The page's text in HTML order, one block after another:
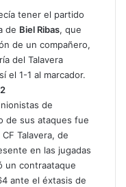
tener el partido
de Biel Ribas, que
de un compañero,
del Talavera
el 1-1 al marcador.
de
de sus ataques fue
Talavera, de
en las jugadas
un contraataque
ante el éxtasis de